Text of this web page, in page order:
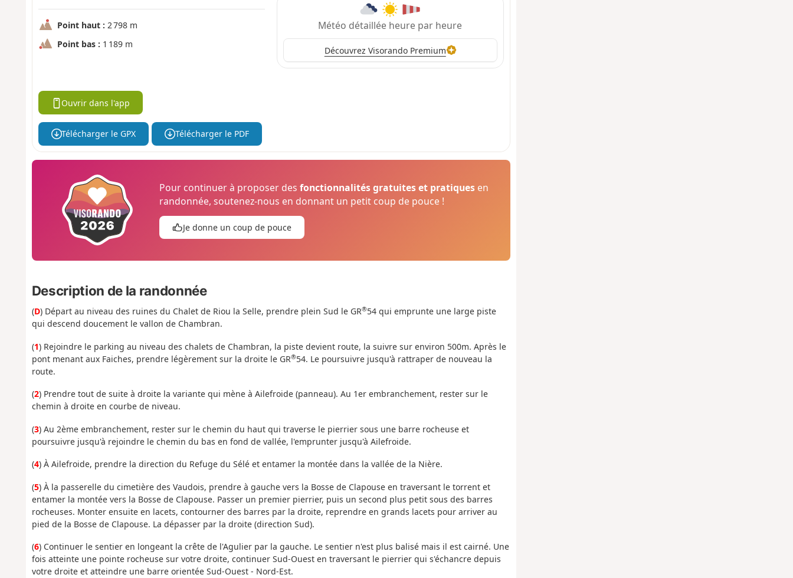
Point haut : 2 798 m
Point bas : 1 189 m
Météo détaillée heure par heure
Découvrez Visorando Premium
Ouvrir dans l'app
Télécharger le GPX Télécharger le PDF
Pour continuer à proposer desfonctionnalités gratuites et pratiques en
randonnée, soutenez-nous en donnant un petit coup de pouce !
Je donne un coup de pouce
Description de la randonnée
(D) Départ au niveau des ruines du Chalet de Riou la Selle, prendre plein Sud le GR®54 qui emprunte une large piste
qui descend doucement le vallon de Chambran.
(1) Rejoindre le parking au niveau des chalets de Chambran, la piste devient route, la suivre sur environ 500m. Après le
pont menant aux Faiches, prendre légèrement sur la droite le GR®54. Le poursuivre jusqu'à rattraper de nouveau la
route.
(2) Prendre tout de suite à droite la variante qui mène à Ailefroide (panneau). Au 1er embranchement, rester sur le
chemin à droite en courbe de niveau.
(3) Au 2ème embranchement, rester sur le chemin du haut qui traverse le pierrier sous une barre rocheuse et
poursuivre jusqu'à rejoindre le chemin du bas en fond de vallée, l'emprunter jusqu'à Ailefroide.
(4) À Ailefroide, prendre la direction du Refuge du Sélé et entamer la montée dans la vallée de la Nière.
(5) À la passerelle du cimetière des Vaudois, prendre à gauche vers la Bosse de Clapouse en traversant le torrent et
entamer la montée vers la Bosse de Clapouse. Passer un premier pierrier, puis un second plus petit sous des barres
rocheuses. Monter ensuite en lacets, contourner des barres par la droite, reprendre en grands lacets pour arriver au
pied de la Bosse de Clapouse. La dépasser par la droite (direction Sud).
(6) Continuer le sentier en longeant la crête de l'Agulier par la gauche. Le sentier n'est plus balisé mais il est cairné. Une
fois atteinte une pointe rocheuse sur votre droite, continuer Sud-Ouest en traversant le pierrier qui s'échancre depuis
votre droite et atteindre une barre orientée Sud-Ouest - Nord-Est.